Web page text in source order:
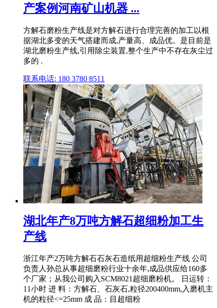
产案例河南矿山机器 ...
方解石磨粉生产线是对方解石进行合理完善的加工以根
据湖北多变的天气搭建而成,产量高、成品优。是目前是
湖北磨粉生产线,引用除尘装置,整个生产中不存在灰尘过
多的 .
联系电话: 180 3780 8511
湖北年产8万吨方解石超细粉加工生
产线
浙江年产2万吨方解石石灰石造纸用超细粉生产线 公司
负责人孙总从事超细磨粉行业十余年,成品供应给160多
个厂家；从我公司购入SCM8021超细磨粉机。 日运转：
11小时 进 料：方解石、石灰石,粒径200400mm,入磨机主
机的粒径<=25mm 成 品：目超细粉